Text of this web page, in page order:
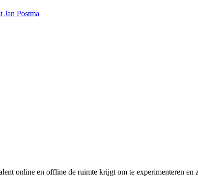
Jan Postma
online en offline de ruimte krijgt om te experimenteren en